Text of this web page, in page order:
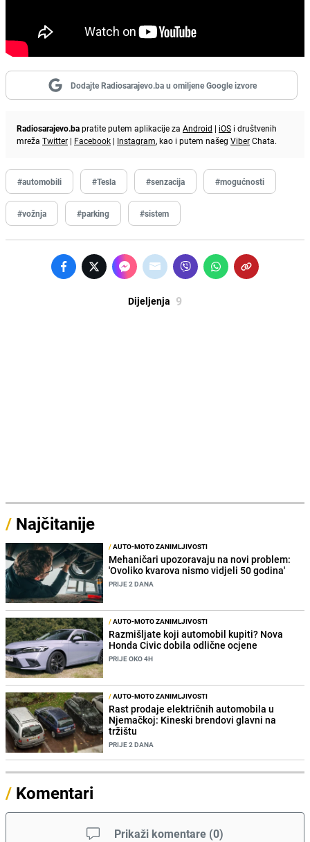
Dodajte Radiosarajevo.ba u omiljene Google izvore
Radiosarajevo.bapratite putem aplikacije za Android | iOS i društvenih
mreža Twitter | Facebook | Instagram, kao i putem našeg ViberChata.
#automobili #Tesla #senzacija #mogućnosti
#vožnja #parking #sistem
Dijeljenja 9
/ Najčitanije
/AUTO-MOTO ZANIMLJIVOSTI
Mehaničari upozoravaju na novi problem:
'Ovoliko kvarova nismo vidjeli 50 godina'
PRIJE 2 DANA
/AUTO-MOTO ZANIMLJIVOSTI
Razmišljate koji automobil kupiti? Nova
Honda Civic dobila odlične ocjene
PRIJE OKO 4H
/AUTO-MOTO ZANIMLJIVOSTI
Rast prodaje električnih automobila u
Njemačkoj: Kineski brendovi glavni na
tržištu
PRIJE 2 DANA
/ Komentari
Prikaži komentare (0)